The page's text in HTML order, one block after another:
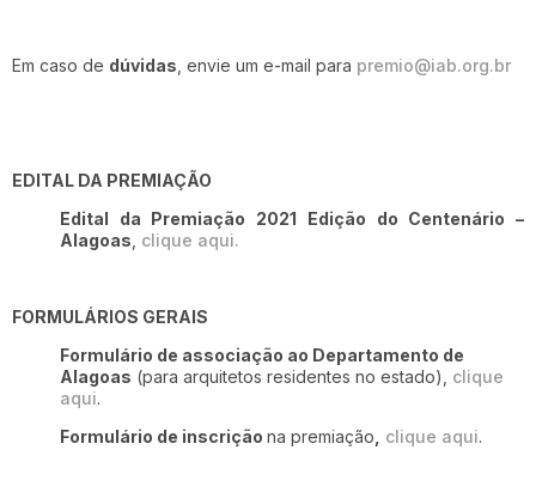
Em caso de dúvidas , envie um e-mail para premio@iab.org.br
EDITAL DA PREMIAÇÃO
Edital da Premiação 2021 Edição do Centenário –
Alagoas clique aqui.
FORMULÁRIOS GERAIS
Formulário de associação ao Departamento de
Alagoas (para arquitetos residentes no estado), clique
aqui.
Formulário de inscrição na premiação clique aqui.